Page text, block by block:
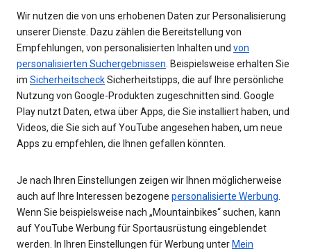
Wir nutzen die von uns erhobenen Daten zur Personalisierung
unserer Dienste. Dazu zählen die Bereitstellung von
Empfehlungen, von personalisierten Inhalten und von
personalisierten Suchergebnissen . Beispielsweise erhalten Sie
im SicherheitscheckSicherheitstipps, die auf Ihre persönliche
Nutzung von Google-Produkten zugeschnitten sind. Google
Play nutzt Daten, etwa über Apps, die Sie installiert haben, und
Videos, die Sie sich auf YouTube angesehen haben, um neue
Apps zu empfehlen, die Ihnen gefallen könnten.
Je nach Ihren Einstellungen zeigen wir Ihnen möglicherweise
auch auf Ihre Interessen bezogene personalisierte Werbung
Wenn Sie beispielsweise nach „Mountainbikes“ suchen, kann
auf YouTube Werbung für Sportausrüstung eingeblendet
werden. In Ihren Einstellungen für Werbung unter Mein